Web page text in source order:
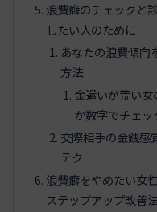
浪費癖のチェックと
したい人のために
あなたの浪費傾向
方法
金遣いが荒い
か数字でチェッ
交際相手の金銭感
テク
浪費癖をやめたい女
ステップアップ改善